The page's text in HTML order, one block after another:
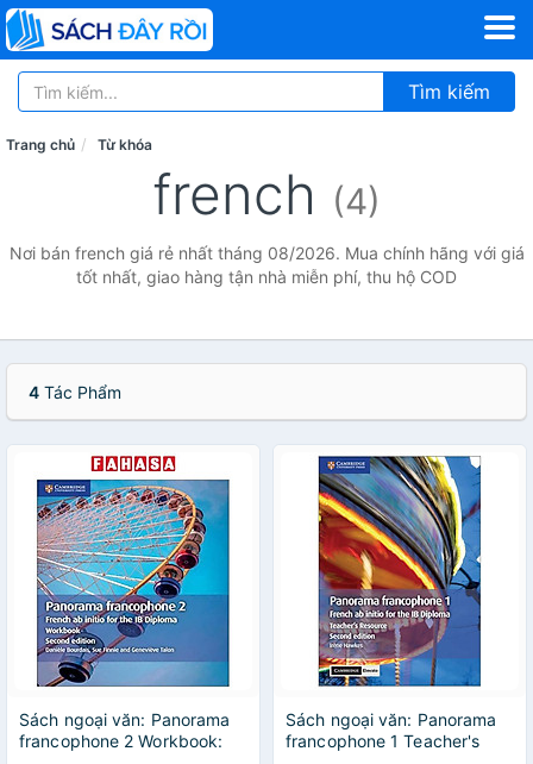
Tìm kiếm
Trang chủ Từ khóa
french (4)
Nơi bán french giá rẻ nhất tháng 08/2026. Mua chính hãng với giá
tốt nhất, giao hàng tận nhà miễn phí, thu hộ COD
4 Tác Phẩm
Sách ngoại văn: Panorama
francophone 2 Workbook:
Sách ngoại văn: Panorama
francophone 1 Teacher's